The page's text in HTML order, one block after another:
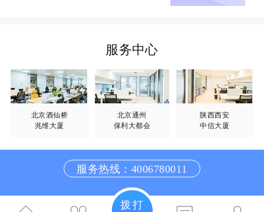
拨打
服务中心
北京酒仙桥
兆维大厦
北京通州
保利大都会
陕西西安
中信大厦
服务热线：4006780011